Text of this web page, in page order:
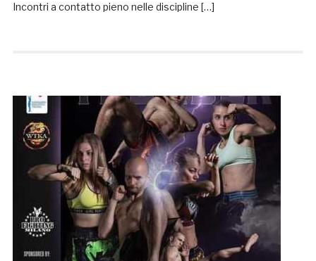
Incontri a contatto pieno nelle discipline […]